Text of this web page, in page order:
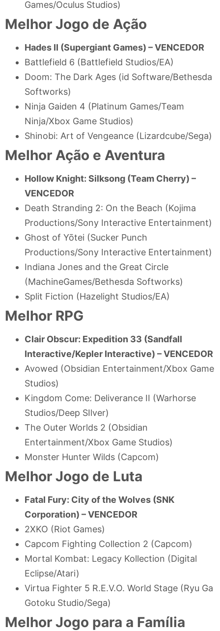
Games/Oculus Studios)
Melhor Jogo de Ação
Hades II (Supergiant Games) –VENCEDOR
Battlefield 6 (Battlefield Studios/EA)
Doom: The Dark Ages (id Software/Bethesda
Softworks)
Ninja Gaiden 4 (Platinum Games/Team
Ninja/Xbox Game Studios)
Shinobi: Art of Vengeance (Lizardcube/Sega)
Melhor Ação e Aventura
Hollow Knight: Silksong (Team Cherry) –
VENCEDOR
Death Stranding 2: On the Beach (Kojima
Productions/Sony Interactive Entertainment)
Ghost of Yōtei (Sucker Punch
Productions/Sony Interactive Entertainment)
Indiana Jones and the Great Circle
(MachineGames/Bethesda Softworks)
Split Fiction (Hazelight Studios/EA)
Melhor RPG
Clair Obscur: Expedition 33 (Sandfall
Interactive/Kepler Interactive) –VENCEDOR
Avowed (Obsidian Entertainment/Xbox Game
Studios)
Kingdom Come: Deliverance II (Warhorse
Studios/Deep SIlver)
The Outer Worlds 2 (Obsidian
Entertainment/Xbox Game Studios)
Monster Hunter Wilds (Capcom)
Melhor Jogo de Luta
Fatal Fury: City of the Wolves (SNK
Corporation) –VENCEDOR
2XKO (Riot Games)
Capcom Fighting Collection 2 (Capcom)
Mortal Kombat: Legacy Kollection (Digital
Eclipse/Atari)
Virtua Fighter 5 R.E.V.O. World Stage (Ryu Ga
Gotoku Studio/Sega)
Melhor Jogo para a Família